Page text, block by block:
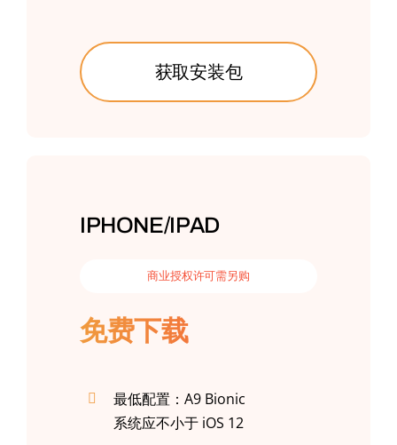
获取安装包
IPHONE/IPAD
商业授权许可需另购
免费下载
最低配置：A9 Bionic
系统应不小于 iOS 12